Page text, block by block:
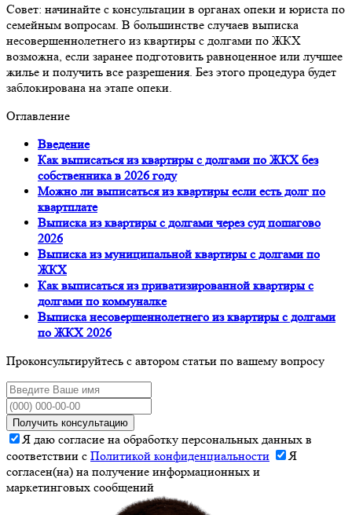
Совет: начинайте с консультации в органах опеки и юриста по
семейным вопросам. В большинстве случаев выписка
несовершеннолетнего из квартиры с долгами по ЖКХ
возможна, если заранее подготовить равноценное или лучшее
жилье и получить все разрешения. Без этого процедура будет
заблокирована на этапе опеки.
Оглавление
Введение
Как выписаться из квартиры с долгами по ЖКХ без
собственника в 2026 году
Можно ли выписаться из квартиры если есть долг по
квартплате
Выписка из квартиры с долгами через суд пошагово
2026
Выписка из муниципальной квартиры с долгами по
ЖКХ
Как выписаться из приватизированной квартиры с
долгами по коммуналке
Выписка несовершеннолетнего из квартиры с долгами
по ЖКХ 2026
Проконсультируйтесь с автором статьи по вашему вопросу
Получить консультацию
Я даю согласие на обработку персональных данных в
соответствии с Политикой конфиденциальности
Я
согласен(на) на получение информационных и
маркетинговых сообщений